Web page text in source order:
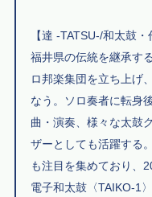
【達 -TATSU-/和太鼓・
福井県の伝統を継承す
ロ邦楽集団を立ち上げ
なう。ソロ奏者に転身
曲・演奏、様々な太鼓
ザーとしても活躍する
も注目を集めており、
電子和太鼓〈TAIKO-1